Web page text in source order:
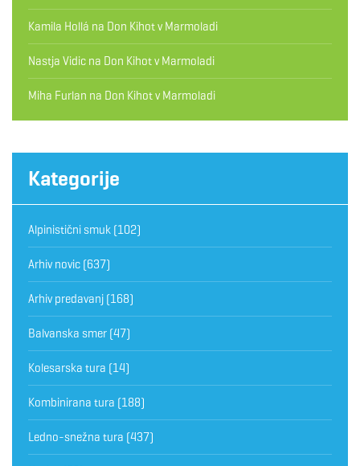
Kamila Hollá na Don Kihot v Marmoladi
Nastja Vidic na Don Kihot v Marmoladi
Miha Furlan na Don Kihot v Marmoladi
Kategorije
Alpinistični smuk (102)
Arhiv novic (637)
Arhiv predavanj (168)
Balvanska smer (47)
Kolesarska tura (14)
Kombinirana tura (188)
Ledno-snežna tura (437)